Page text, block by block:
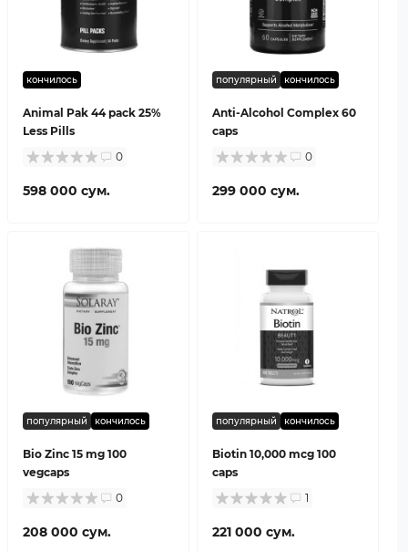
кончилось
Animal Pak 44 pack 25%
Less Pills
0
598 000 сум.
популярный кончилось
Anti-Alcohol Complex 60
caps
0
299 000 сум.
популярный кончилось
Bio Zinc 15 mg 100
vegcaps
0
208 000 сум.
популярный кончилось
Biotin 10,000 mcg 100
caps
1
221 000 сум.